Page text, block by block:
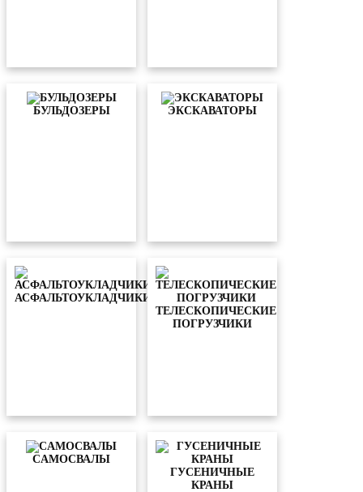
БУЛЬДОЗЕРЫ ЭКСКАВАТОРЫ
АСФАЛЬТОУКЛАДЧИКИ
ТЕЛЕСКОПИЧЕСКИЕ
ПОГРУЗЧИКИ
CАМОСВАЛЫ
ГУСЕНИЧНЫЕ
КРАНЫ